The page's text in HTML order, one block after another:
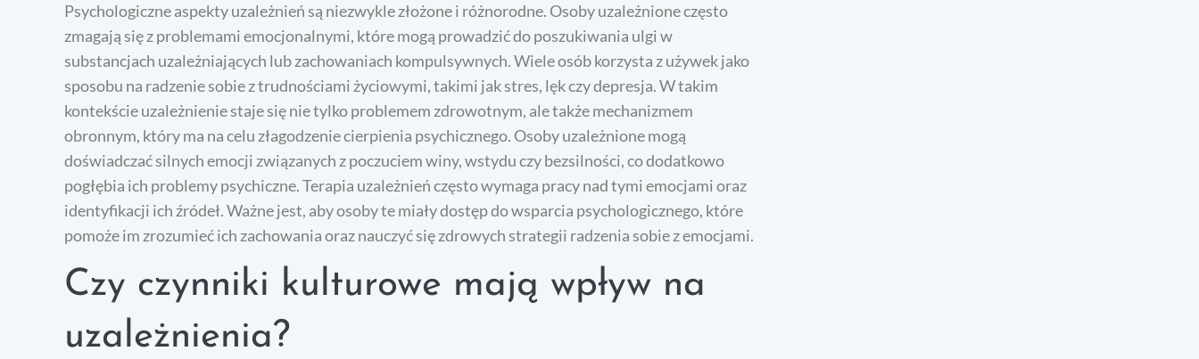
Psychologiczne aspekty uzależnień są niezwykle złożone i różnorodne. Osoby uzależnione często
zmagają się z problemami emocjonalnymi, które mogą prowadzić do poszukiwania ulgi w
substancjach uzależniających lub zachowaniach kompulsywnych. Wiele osób korzysta z używek jako
sposobu na radzenie sobie z trudnościami życiowymi, takimi jak stres, lęk czy depresja. W takim
kontekście uzależnienie staje się nie tylko problemem zdrowotnym, ale także mechanizmem
obronnym, który ma na celu złagodzenie cierpienia psychicznego. Osoby uzależnione mogą
doświadczać silnych emocji związanych z poczuciem winy, wstydu czy bezsilności, co dodatkowo
pogłębia ich problemy psychiczne. Terapia uzależnień często wymaga pracy nad tymi emocjami oraz
identyfikacji ich źródeł. Ważne jest, aby osoby te miały dostęp do wsparcia psychologicznego, które
pomoże im zrozumieć ich zachowania oraz nauczyć się zdrowych strategii radzenia sobie z emocjami.
Czy czynniki kulturowe mają wpływ na
uzależnienia?